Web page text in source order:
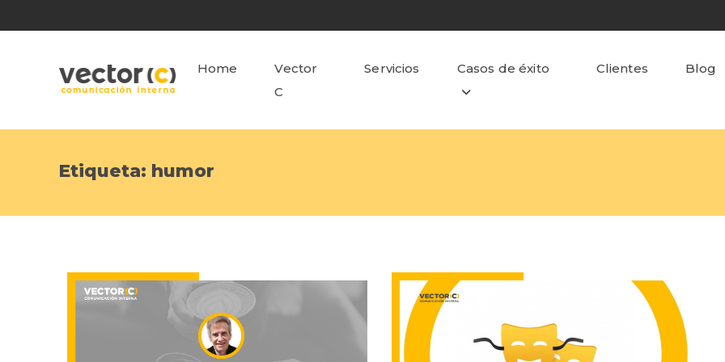
Home
Vector
C
Servicios Casos de éxito Clientes Blog
Etiqueta: humor